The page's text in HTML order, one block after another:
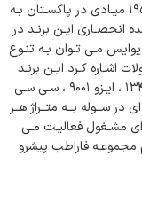
برنـد دنتال دیوایس (ِDentalDevice) در سـال ۱۹۵۷ میـادی در پاکسـتان بـه
انحصـاری ایـن برنـد در
مـی تـوان بـه تنـوع
اشـاره کـرد ایـن برنـد
دارای گواهینامـه هـای متعـددی از جملـه ایـزو ۱۳۴۸۵ ، ایـزو ۹۰۰۱ ، سـی سـی
ســوله بــه متــراژ هــر
حرفـه ای مشـغول فعالیـت مـی
مجموعـه فاراطب پیشرو